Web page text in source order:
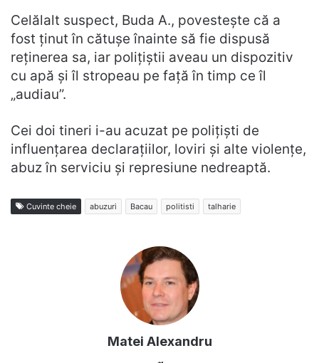
Celălalt suspect, Buda A., povestește că a
fost ținut în cătușe înainte să fie dispusă
reținerea sa, iar polițiștii aveau un dispozitiv
cu apă și îl stropeau pe față în timp ce îl
„audiau”.
Cei doi tineri i-au acuzat pe polițiști de
influențarea declarațiilor, loviri și alte violențe,
abuz în serviciu și represiune nedreaptă.
Cuvinte cheie abuzuri Bacau politisti talharie
Matei Alexandru